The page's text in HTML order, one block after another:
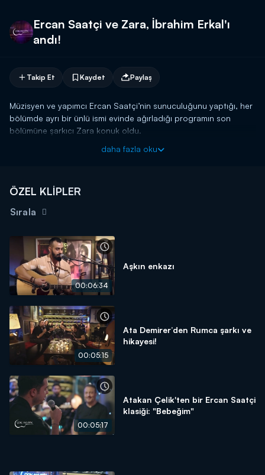
Ercan Saatçi ve Zara, İbrahim Erkal'ı
andı!
Takip Et Kaydet Paylaş
Müzisyen ve yapımcı Ercan Saatçi’nin sunuculuğunu yaptığı, her
bölümde ayrı bir ünlü ismi evinde ağırladığı programın son
bölümüne şarkıcı Zara konuk oldu.
Çok Akustik programın bu haftaki konuğu olan Zara, Ercan
daha fazla oku
ÖZEL KLİPLER
Sırala
00:06:34
Aşkın enkazı
00:05:15
Ata Demirer’den Rumca şarkı ve
hikayesi!
00:05:17
Atakan Çelik'ten bir Ercan Saatçi
klasiği: "Bebeğim"